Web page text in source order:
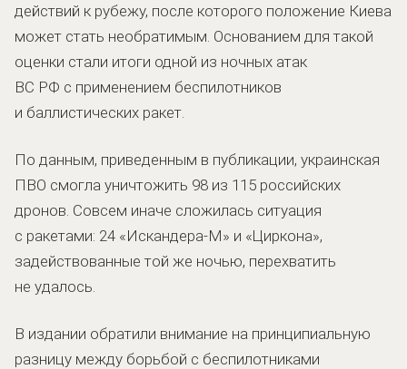
действий к рубежу, после которого положение Киева
может стать необратимым. Основанием для такой
оценки стали итоги одной из ночных атак
ВС РФ с применением беспилотников
и баллистических ракет.
По данным, приведенным в публикации, украинская
ПВО смогла уничтожить 98 из 115 российских
дронов. Совсем иначе сложилась ситуация
с ракетами: 24 «Искандера-М» и «Циркона»,
задействованные той же ночью, перехватить
не удалось.
В издании обратили внимание на принципиальную
разницу между борьбой с беспилотниками